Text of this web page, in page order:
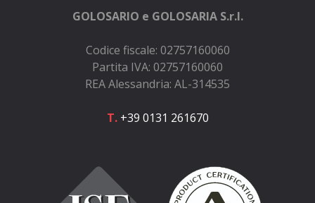
GOLOSARIO e GOLOSARIA S.r.l.
Codice fiscale: 02757160060
Partita IVA: 02757160060
REA Alessandria: AL-314535
T.+39 0131 261670